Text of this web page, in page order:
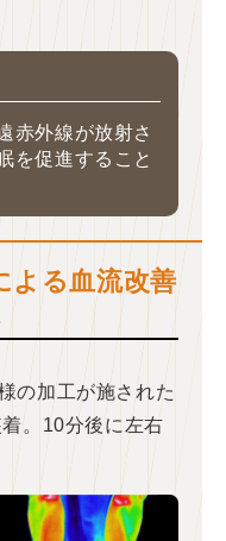
赤外線が放射さ
を促進すること
よる血流改善
の加工が施された
。10分後に左右